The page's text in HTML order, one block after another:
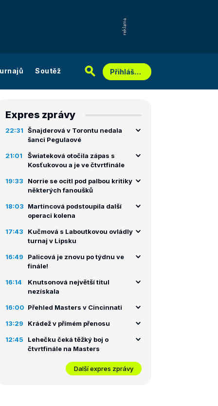
Soutěž Přihlášení
Expres zprávy
22:31
Šnajderová v Torontu nedala
šanci Pegulaové
21:01
Šwiateková otočila zápas s
Kosťukovou a je ve čtvrtfinále
19:33
Norrie se ocitl pod palbou kritiky
některých fanoušků
18:03
Martincová podstoupila další
operaci kolena
17:43
Kučmová s Laboutkovou ovládly
turnaj v Lipsku
16:49
Palicová je znovu po týdnu ve
finále!
16:14
Knutsonová největší titul
nezískala
16:00 Přehled Masters v Cincinnati
13:29 Krádež v přímém přenosu
12:45
Lehečku čeká těžký boj o
čtvrtfinále na Masters
Další expres zprávy